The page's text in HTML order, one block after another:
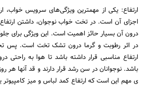
ارتفاع: یکی از مهمترین ویژگی‌های سرویس خواب،
اجزای آن است. در تخت خواب نوجوان، داشتن
درون آن بسیار حائز اهمیت است. این ویژگی برای
در اثر رطوبت و گرما درون تشک تخت است. پس
ارتفاع مناسبی قرار داشته باشد تا هوا به
باشد. نوجوانان در سن رشد قرار دارند و قد آنها هر
ی مهم این است که ارتفاع کمد لباس و میز کامپیوتر